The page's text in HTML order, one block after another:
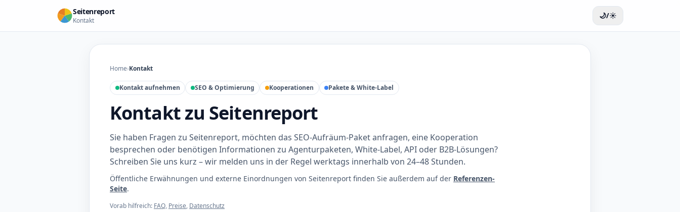
Seitenreport
Kontakt
🌙/☀️
Home›Kontakt
Kontakt aufnehmen SEO & Optimierung Kooperationen Pakete & White-Label
Kontakt zu Seitenreport
Sie haben Fragen zu Seitenreport, möchten das SEO-Aufräum-Paket anfragen, eine Kooperation
besprechen oder benötigen Informationen zu Agenturpaketen, White-Label, API oder B2B-Lösungen?
Schreiben Sie uns kurz – wir melden uns in der Regel werktags innerhalb von 24–48 Stunden.
Öffentliche Erwähnungen und externe Einordnungen von Seitenreport finden Sie außerdem auf der Referenzen-
Seite.
Vorab hilfreich: FAQ, Preise, Datenschutz